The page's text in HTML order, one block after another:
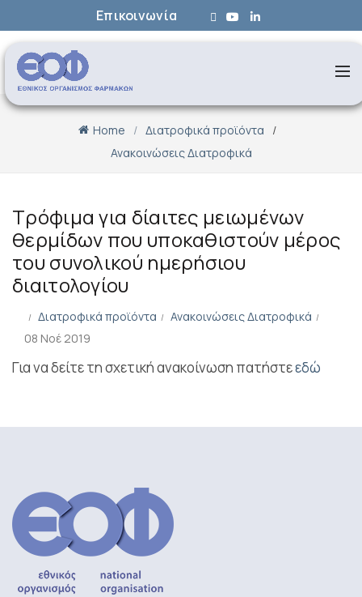
Επικοινωνία
Home
Διατροφικά προϊόντα
Ανακοινώσεις Διατροφικά
Τρόφιμα για δίαιτες μειωμένων
θερμίδων που υποκαθιστούν μέρος
του συνολικού ημερήσιου
διαιτολογίου
Διατροφικά προϊόντα
Ανακοινώσεις Διατροφικά
08 Νοέ 2019
Για να δείτε τη σχετική ανακοίνωση πατήστεεδώ